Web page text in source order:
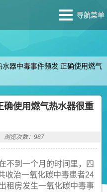
导航菜单
水器中毒事件频发 正确使用燃气
确使用燃气热水器很重
浏览次数：987
不到一个月的时间里，四
收治一氧化碳中毒患者24
租房发生一氧化碳中毒事